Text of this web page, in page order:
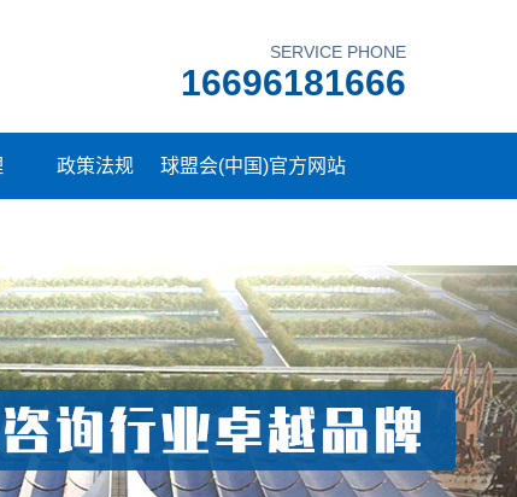
SERVICE PHONE
16696181666
政策法规 球盟会(中国)官方网站